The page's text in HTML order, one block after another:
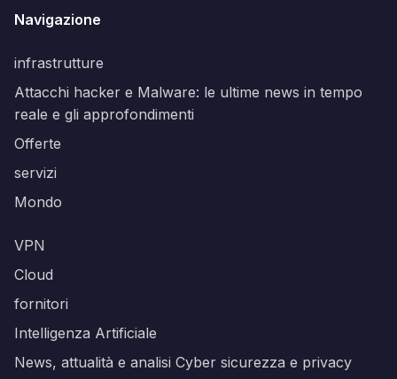
Navigazione
infrastrutture
Attacchi hacker e Malware: le ultime news in tempo
reale e gli approfondimenti
Offerte
servizi
Mondo
VPN
Cloud
fornitori
Intelligenza Artificiale
News, attualità e analisi Cyber sicurezza e privacy